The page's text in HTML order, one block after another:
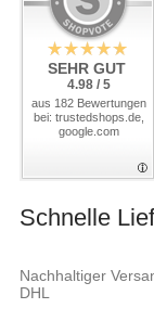
SEHR GUT
4.98 / 5
aus 182 Bewertungen
bei: trustedshops.de,
google.com
Schnelle
Nachhaltiger
DHL